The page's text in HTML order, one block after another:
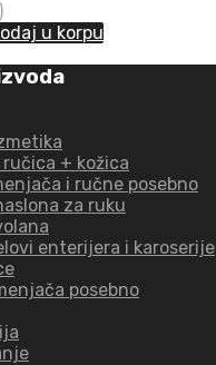
u korpu
ručica + kožica
i ručne posebno
za ruku
enterijera i karoserije
posebno